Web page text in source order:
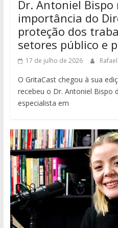
Dr. Antoniel Bispo
importância do
proteção dos
setores público e
17 de julho de 2026
O GritaCast chegou à sua
recebeu o Dr. Antoniel Bispo
especialista em